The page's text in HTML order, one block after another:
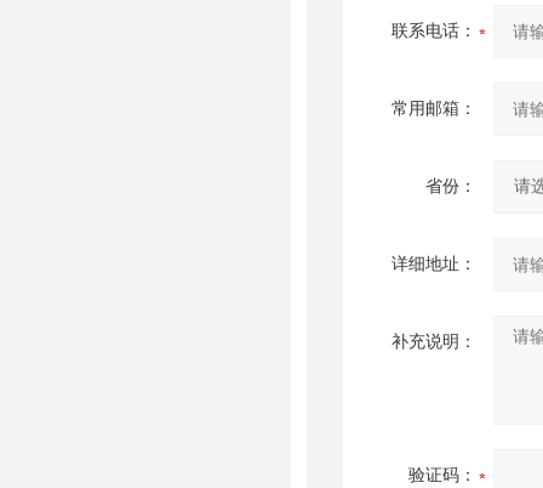
联系电话：
常用邮箱：
省份：
详细地址：
补充说明：
验证码：